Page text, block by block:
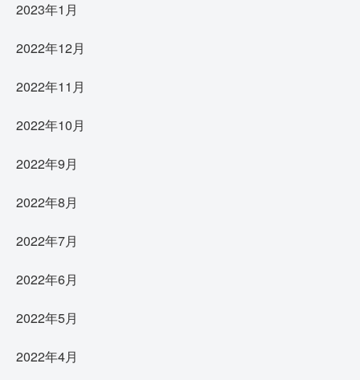
2023年1月
2022年12月
2022年11月
2022年10月
2022年9月
2022年8月
2022年7月
2022年6月
2022年5月
2022年4月